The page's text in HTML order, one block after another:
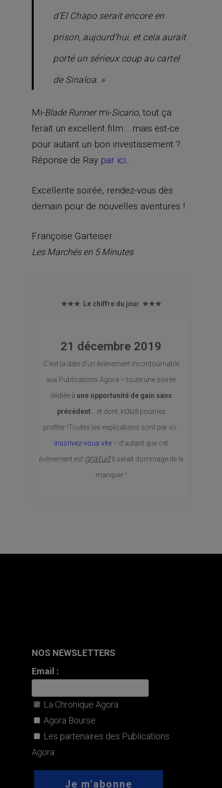
d’El Chapo serait encore en
prison, aujourd’hui, et cela aurait
porté un sérieux coup au cartel
de Sinaloa. »
Mi-Blade Runnermi-Sicario, tout ça
ferait un excellent film… mais est-ce
pour autant un bon investissement ?
Réponse de Ray par ici…
Excellente soirée, rendez-vous dès
demain pour de nouvelles aventures !
Françoise Garteiser
Les Marchés en 5 Minutes
★★★ Le chiffre du jour ★★★
21 décembre 2019
C’est la date d’un événement incontournable
aux Publications Agora – toute une soirée
dédiée à une opportunité de gain sans
précédent … et dont vouspourriez
profiter !Toutes les explications sont par ici :
inscrivez-vous vite – d’autant que cet
événement est gratuit.Il serait dommage de le
manquer !
NOS NEWSLETTERS
Email :
La Chronique Agora
Agora Bourse
Les partenaires des Publications
Agora